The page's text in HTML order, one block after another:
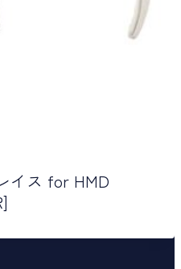
イス for HMD